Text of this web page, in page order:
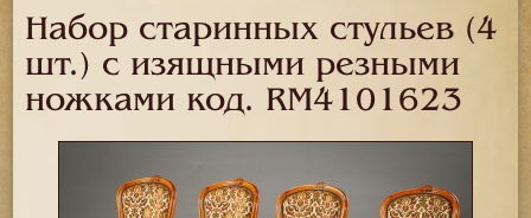
Набор старинных стульев (4
шт.) с изящными резными
ножками код. RM4101623